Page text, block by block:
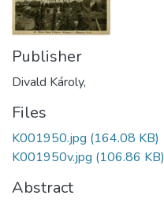
Publisher
Divald Károly,
Files
K001950.jpg (164.08 KB)
K001950v.jpg (106.86 KB)
Abstract